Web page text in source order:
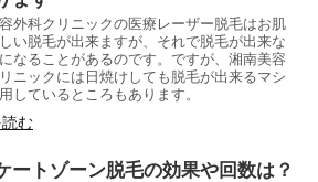
外科クリニックの医療レーザー脱毛はお肌
い脱毛が出来ますが、それで脱毛が出来な
なることがあるのです。ですが、湘南美容
ニックには日焼けしても脱毛が出来るマシ
しているところもあります。
む
ートゾーン脱毛の効果や回数は？